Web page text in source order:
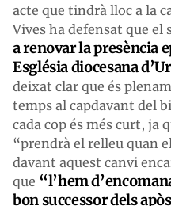
acte que tindrà lloc a la
Vives ha defensat que el
a renovar la presència
Església diocesana
deixat clar que és
temps al capdavant del
cada cop és més curt, ja
“prendrà el relleu quan
davant aquest canvi
que “l’hem
bon successor dels